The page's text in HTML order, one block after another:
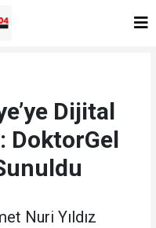
Dijital
DoktorGel
Nuri Yıldız